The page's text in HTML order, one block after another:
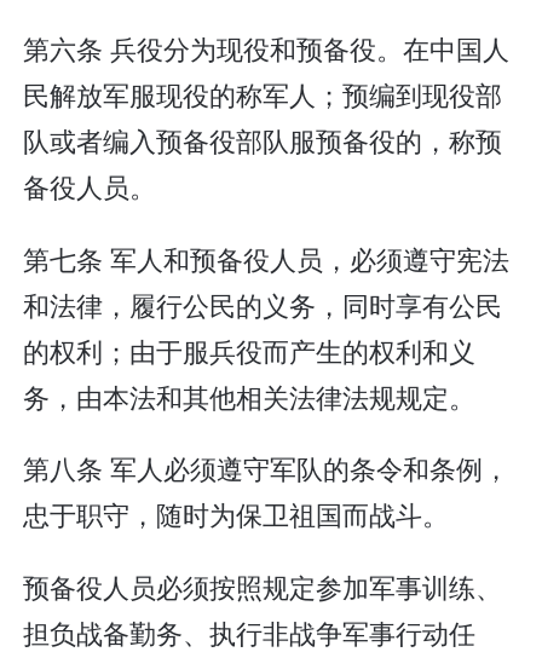
第六条 兵役分为现役和预备役。在中国人
民解放军服现役的称军人；预编到现役部
队或者编入预备役部队服预备役的，称预
备役人员。
第七条 军人和预备役人员，必须遵守宪法
和法律，履行公民的义务，同时享有公民
的权利；由于服兵役而产生的权利和义
务，由本法和其他相关法律法规规定。
第八条 军人必须遵守军队的条令和条例，
忠于职守，随时为保卫祖国而战斗。
预备役人员必须按照规定参加军事训练、
担负战备勤务、执行非战争军事行动任